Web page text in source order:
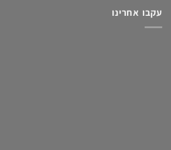
עקבו אחרינו